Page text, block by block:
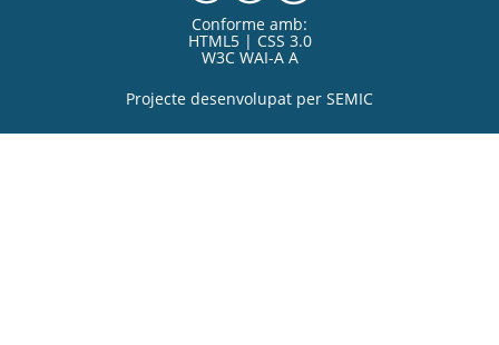
Conforme amb:
HTML5 | CSS 3.0
W3C WAI-A A
Projecte desenvolupat per SEMIC